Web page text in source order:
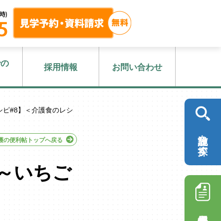
採用情報 お問い合わせ
#8】＜介護食のレシ
の便利帖トップへ戻る
いちご
施設を探す
採用情報を